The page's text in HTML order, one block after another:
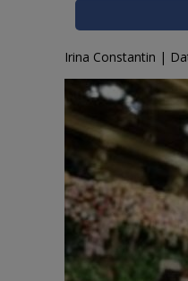
Irina Constantin |